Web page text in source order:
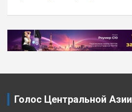
Навигация
по
Голос Центральной Азии